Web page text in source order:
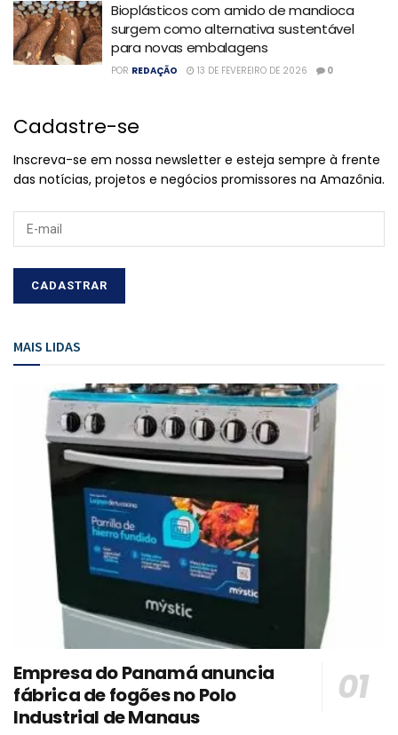
Bioplásticos com amido de mandioca
surgem como alternativa sustentável
para novas embalagens
POR REDAÇÃO 13 DE FEVEREIRO DE 2026 0
Cadastre-se
Inscreva-se em nossa newsletter e esteja sempre à frente
das notícias, projetos e negócios promissores na Amazônia.
MAIS LIDAS
Empresa do Panamá anuncia
fábrica de fogões no Polo
Industrial de Manaus